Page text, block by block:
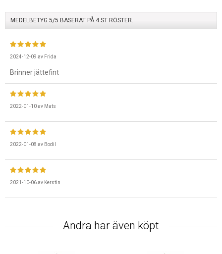
MEDELBETYG 5/5 BASERAT PÅ 4ST RÖSTER.
2024-12-09 av Frida
Brinner jättefint
2022-01-10av Mats
2022-01-08 av Bodil
2021-10-06av Kerstin
Andra har även köpt